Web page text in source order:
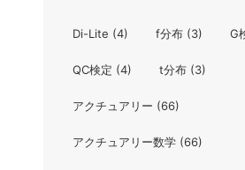
Di-Lite (4) f分布 (3) G
QC検定 (4) t分布 (3)
アクチュアリー (66)
アクチュアリー数学 (66)